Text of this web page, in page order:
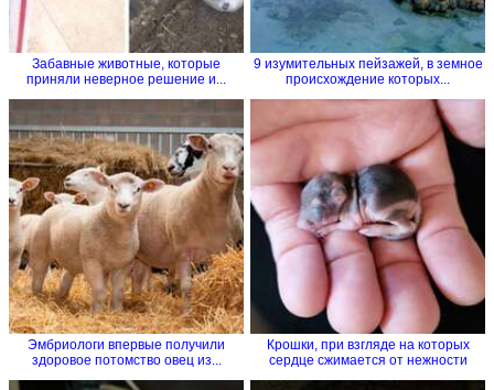
Забавные животные, которые
приняли неверное решение и...
9 изумительных пейзажей, в земное
происхождение которых...
Эмбриологи впервые получили
здоровое потомство овец из...
Крошки, при взгляде на которых
сердце сжимается от нежности